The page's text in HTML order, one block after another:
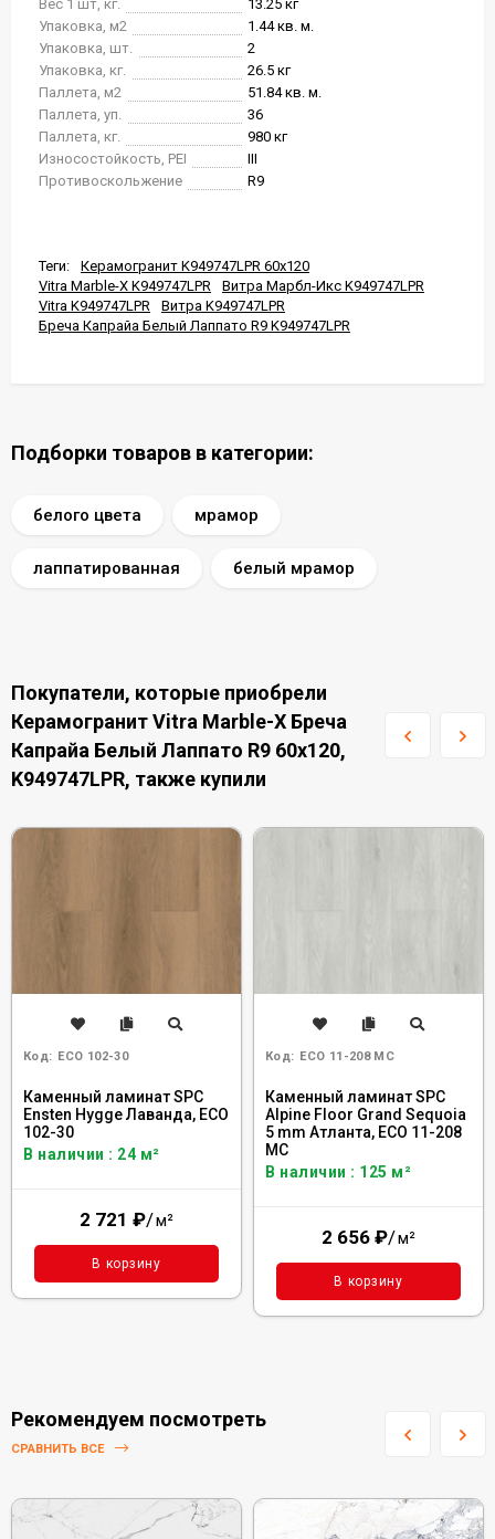
Вес 1 шт, кг.
13.25 кг
Упаковка, м2
1.44 кв. м.
Упаковка, шт.
2
Упаковка, кг.
26.5 кг
Паллета, м2
51.84 кв. м.
Паллета, уп.
36
Паллета, кг.
980 кг
Износостойкость, PEI
III
Противоскольжение
R9
Теги:
Керамогранит K949747LPR 60x120
Vitra Marble-X K949747LPR
Витра Марбл-Икс K949747LPR
Vitra K949747LPR
Витра K949747LPR
Бреча Капрайа Белый Лаппато R9 K949747LPR
Подборки товаров в категории:
белого цвета мрамор
лаппатированная белый мрамор
Покупатели, которые приобрели
Керамогранит Vitra Marble-X Бреча
Капрайа Белый Лаппато R9 60x120,
K949747LPR, также купили
Код: ECO 102-30
Каменный ламинат SPC
Ensten Hygge Лаванда, ЕCО
102-30
В наличии : 24 м²
2 721 ₽/м²
В корзину
Код: ECO 11-208 MC
Каменный ламинат SPC
Alpine Floor Grand Sequoia
5 mm Атланта, ECO 11-208
MC
В наличии : 125 м²
2 656 ₽/м²
В корзину
Рекомендуем посмотреть
СРАВНИТЬ ВСЕ